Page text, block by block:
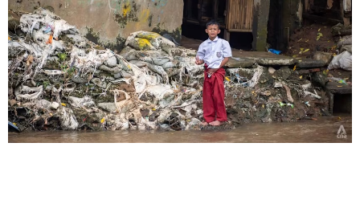
CONTACTOS
PORTUGUÊS keyboard_arrow_down
TÉTUM
PORTUGUÊS
PRÓXIMOS PROGRAMAS